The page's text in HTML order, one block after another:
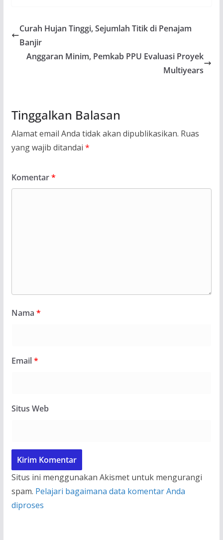
Curah Hujan Tinggi, Sejumlah Titik di Penajam
Banjir
Anggaran Minim, Pemkab PPU Evaluasi Proyek
Multiyears
Tinggalkan Balasan
Alamat email Anda tidak akan dipublikasikan. Ruas
yang wajib ditandai *
Komentar*
Nama *
Email*
Situs Web
Situs ini menggunakan Akismet untuk mengurangi
spam. Pelajari bagaimana data komentar Anda
diproses